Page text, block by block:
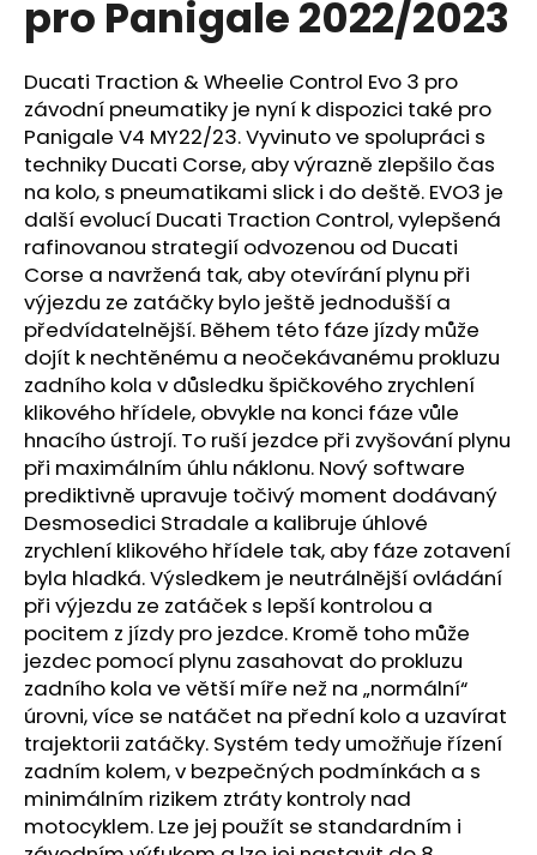
pro Panigale 2022/2023
Ducati Traction & Wheelie Control Evo 3 pro
závodní pneumatiky je nyní k dispozici také pro
Panigale V4 MY22/23. Vyvinuto ve spolupráci s
techniky Ducati Corse, aby výrazně zlepšilo čas
na kolo, s pneumatikami slick i do deště. EVO3 je
další evolucí Ducati Traction Control, vylepšená
rafinovanou strategií odvozenou od Ducati
Corse a navržená tak, aby otevírání plynu při
výjezdu ze zatáčky bylo ještě jednodušší a
předvídatelnější. Během této fáze jízdy může
dojít k nechtěnému a neočekávanému prokluzu
zadního kola v důsledku špičkového zrychlení
klikového hřídele, obvykle na konci fáze vůle
hnacího ústrojí. To ruší jezdce při zvyšování plynu
při maximálním úhlu náklonu. Nový software
prediktivně upravuje točivý moment dodávaný
Desmosedici Stradale a kalibruje úhlové
zrychlení klikového hřídele tak, aby fáze zotavení
byla hladká. Výsledkem je neutrálnější ovládání
při výjezdu ze zatáček s lepší kontrolou a
pocitem z jízdy pro jezdce. Kromě toho může
jezdec pomocí plynu zasahovat do prokluzu
zadního kola ve větší míře než na „normální“
úrovni, více se natáčet na přední kolo a uzavírat
trajektorii zatáčky. Systém tedy umožňuje řízení
zadním kolem, v bezpečných podmínkách a s
minimálním rizikem ztráty kontroly nad
motocyklem. Lze jej použít se standardním i
a
í
t
?
HLEDAT
D
o
p
o
r
u
č
u
j
e
m
e
TRIČKO
DC
SPEED
BÍLO-
ČERNÉ